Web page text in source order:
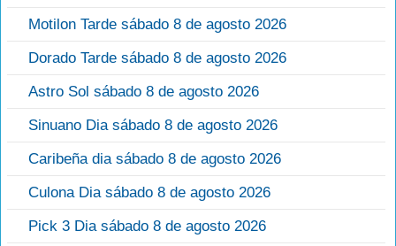
Motilon Tarde sábado 8 de agosto 2026
Dorado Tarde sábado 8 de agosto 2026
Astro Sol sábado 8 de agosto 2026
Sinuano Dia sábado 8 de agosto 2026
Caribeña dia sábado 8 de agosto 2026
Culona Dia sábado 8 de agosto 2026
Pick 3 Dia sábado 8 de agosto 2026